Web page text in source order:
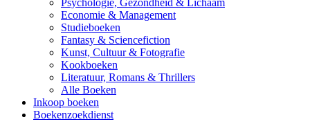
Economie & Management
Studieboeken
Fantasy & Sciencefiction
Kunst, Cultuur & Fotografie
Kookboeken
Literatuur, Romans & Thrillers
Alle Boeken
Inkoop boeken
Boekenzoekdienst